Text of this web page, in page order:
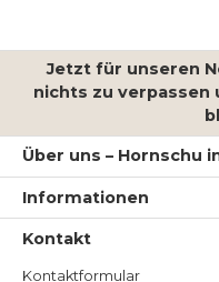
Jetzt für unseren
nichts zu
Über uns – Hornschu
Informationen
Kontakt
Kontaktformular